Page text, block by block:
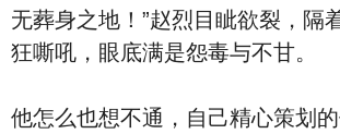
无葬身之地！”赵烈目眦欲裂，隔
狂嘶吼，眼底满是怨毒与不甘。
他怎么也想不通，自己精心策划